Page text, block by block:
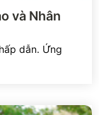
và Nhân
dẫn. Ứng